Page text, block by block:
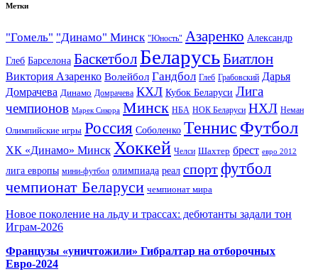
Метки
"Гомель" "Динамо" Минск "Юность" Азаренко Александр
Глеб Барселона Баскетбол БеларусьБиатлон
Виктория Азаренко Волейбол Гандбол Глеб Грабовский Дарья
Домрачева Динамо Домрачева КХЛ Кубок Беларуси Лига
чемпионов Марек Сикора Минск НБА НОК Беларуси НХЛ Неман
Олимпийские игры Россия Соболенко Теннис Футбол
ХК «Динамо» Минск Хоккей Челси Шахтер брест евро 2012
лига европы мини-футбол олимпиада реал спортфутбол
чемпионат Беларуси чемпионат мира
Новое поколение на льду и трассах: дебютанты задали тон
Играм-2026
Французы «уничтожили» Гибралтар на отборочных
Евро-2024